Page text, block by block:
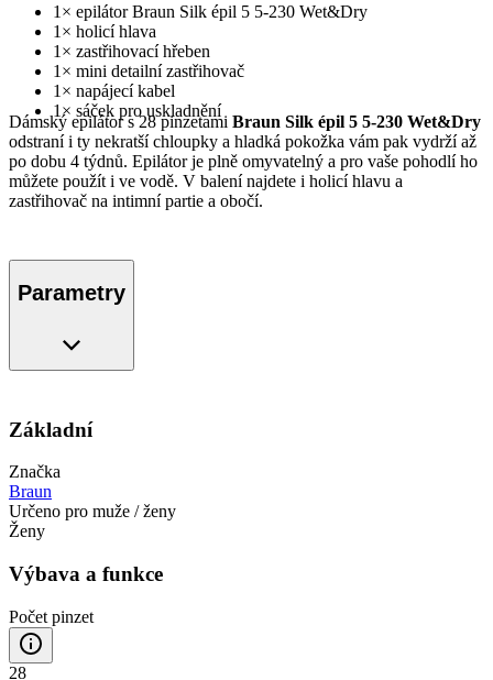
1× epilátor Braun Silk épil 5 5-230 Wet&Dry
1× holicí hlava
1× zastřihovací hřeben
1× mini detailní zastřihovač
1× napájecí kabel
1× sáček pro uskladnění
Dámský epilátor s 28 pinzetami Braun Silk épil 5 5-230 Wet&Dry
odstraní i ty nekratší chloupky a hladká pokožka vám pak vydrží až
po dobu 4 týdnů. Epilátor je plně omyvatelný a pro vaše pohodlí ho
můžete použít i ve vodě. V balení najdete i holicí hlavu a
zastřihovač na intimní partie a obočí.
Parametry
Základní
Značka
Braun
Určeno pro muže / ženy
Ženy
Výbava a funkce
Počet pinzet
28